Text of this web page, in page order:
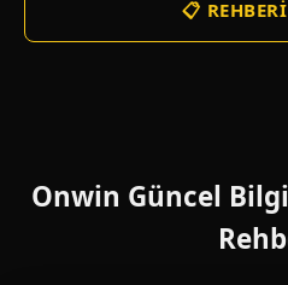
📋
Onwin Güncel